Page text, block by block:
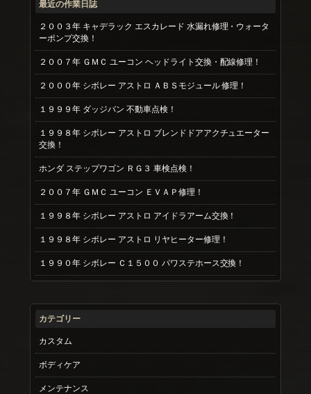
最近の作業日誌
２００３年 キャデラック エスカレード 水漏れ修理・ウォータ
ーポンプ交換！
２００７年 ＧＭＣ ユーコン ヘッドライト交換・配線修理！
２０００年 シボレー アストロ ＡＢＳモジュール 修理！
１９９９年 ダッジバン 不動車点検！
１９９８年 シボレー アストロ ブレンドドアアクチュエーター
交換！
ホンダ ステップワゴン ＲＧ３ 車検点検！
２００７年 ＧＭＣ ユーコン ＥＶＡＰ修理！
１９９８年 シボレー アストロ アイドラアーム交換！
１９９８年 シボレー アストロ リヤヒーター修理！
１９９０年 シボレー Ｃ１５００ パワステホース交換！
カテゴリー
カスタム
ボディケア
メンテナンス